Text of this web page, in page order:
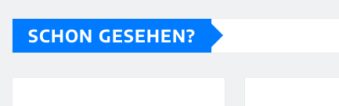
SCHON GESEHEN?